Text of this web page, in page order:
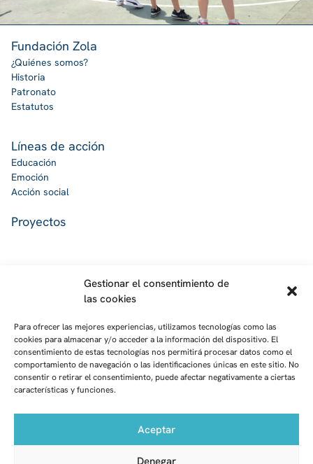
Gestionar el consentimiento de
las cookies
Para ofrecer las mejores experiencias, utilizamos tecnologías como las
cookies para almacenar y/o acceder a la información del dispositivo. El
consentimiento de estas tecnologías nos permitirá procesar datos como el
comportamiento de navegación o las identificaciones únicas en este sitio. No
consentir o retirar el consentimiento, puede afectar negativamente a ciertas
características y funciones.
Aceptar
Denegar
Fundación Zola
¿Quiénes somos?
Historia
Patronato
Estatutos
Líneas de acción
Educación
Emoción
Acción social
Proyectos
Fundación Zola
Calle José Abascal, 53 – 4º
CP 28003
Madrid
Mail: